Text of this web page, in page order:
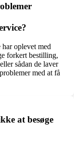
oplevet med
forkert bestilling,
sådan de laver
med at få
at besøge